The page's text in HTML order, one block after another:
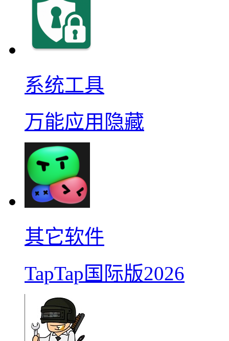
系统工具
万能应用隐藏
其它软件
TapTap国际版2026